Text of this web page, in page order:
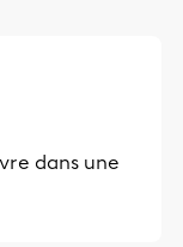
dans une